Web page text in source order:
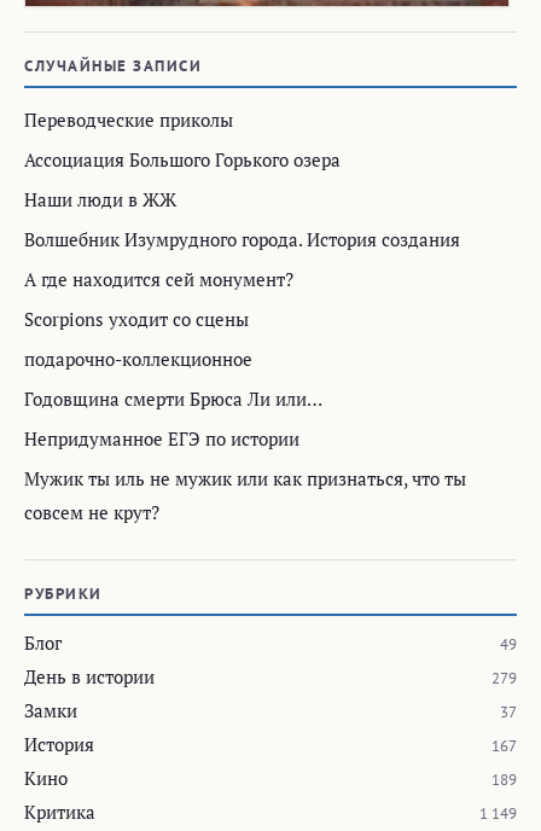
СЛУЧАЙНЫЕ ЗАПИСИ
Переводческие приколы
Ассоциация Большого Горького озера
Наши люди в ЖЖ
Волшебник Изумрудного города. История создания
А где находится сей монумент?
Scorpions уходит со сцены
подарочно-коллекционное
Годовщина смерти Брюса Ли или…
Непридуманное ЕГЭ по истории
Мужик ты иль не мужик или как признаться, что ты
совсем не крут?
РУБРИКИ
Блог 49
День в истории 279
Замки 37
История 167
Кино 189
Критика 1 149